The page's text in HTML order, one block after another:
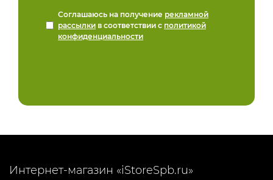
Соглашаюсь на получение рекламной
рассылки в соответствии с политикой
конфиденциальности
Интернет-магазин «iStoreSpb.ru»